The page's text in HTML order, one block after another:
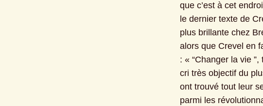
que c’est à cet
le dernier texte de
plus brillante chez
alors que Crevel en
: « “Changer la vie
cri très objectif du
ont trouvé tout leur
parmi les